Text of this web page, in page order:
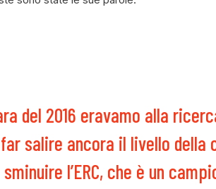
del 2016 eravamo alla
salire ancora il livello della
l’ERC, che è un